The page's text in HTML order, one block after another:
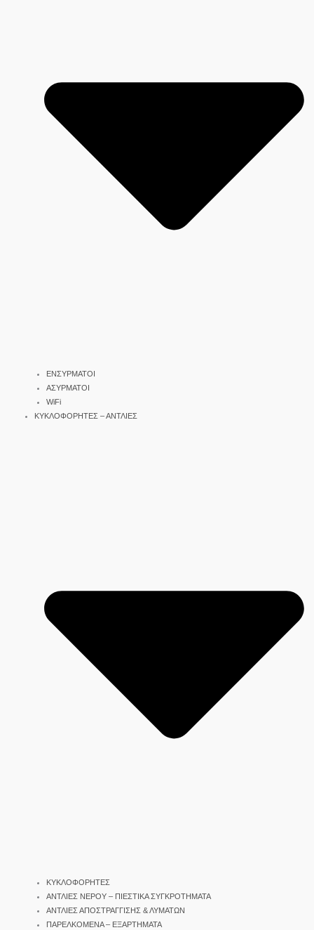
ΕΝΣΥΡΜΑΤΟΙ
ΑΣΥΡΜΑΤΟΙ
WiFi
ΚΥΚΛΟΦΟΡΗΤΕΣ – ΑΝΤΛΙΕΣ
ΚΥΚΛΟΦΟΡΗΤΕΣ
ΑΝΤΛΙΕΣ ΝΕΡΟΥ – ΠΙΕΣΤΙΚΑ ΣΥΓΚΡΟΤΗΜΑΤΑ
ΑΝΤΛΙΕΣ ΑΠΟΣΤΡΑΓΓΙΣΗΣ & ΛΥΜΑΤΩΝ
ΠΑΡΕΛΚΟΜΕΝΑ – ΕΞΑΡΤΗΜΑΤΑ